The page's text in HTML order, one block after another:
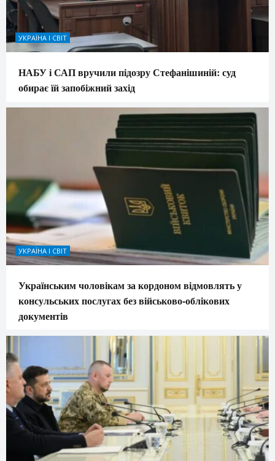
УКРАЇНА І СВІТ
НАБУ і САП вручили підозру Стефанішиній: суд
обирає їй запобіжний захід
УКРАЇНА І СВІТ
Українським чоловікам за кордоном відмовлять у
консульських послугах без військово-облікових
документів